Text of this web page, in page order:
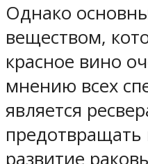
Однако
веществом,
красное вино
мнению всех
является
предотвращать
развитие